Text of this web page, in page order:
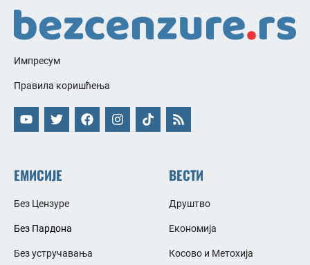
Импресум
Правила коришћења
ЕМИСИЈЕ
Без Цензуре
Без Пардона
Без устручавања
ВЕСТИ
Друштво
Економија
Косово и Метохија